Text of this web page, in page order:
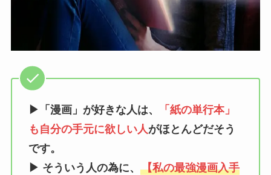
▶「漫画」が好きな人は、
「紙の単行本」
も自分の手元に欲しい人がほとんどだそう
です。
▶ そういう人の為に、 【私の最強漫画入手